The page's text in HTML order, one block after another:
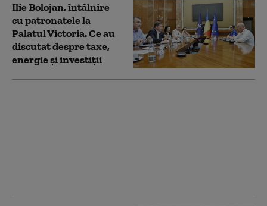
Ilie Bolojan, întâlnire
cu patronatele la
Palatul Victoria. Ce au
discutat despre taxe,
energie și investiții